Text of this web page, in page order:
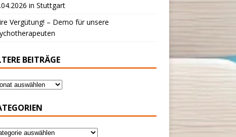
in Stuttgart
Vergütung! – Demo für unsere
BEITRÄGE